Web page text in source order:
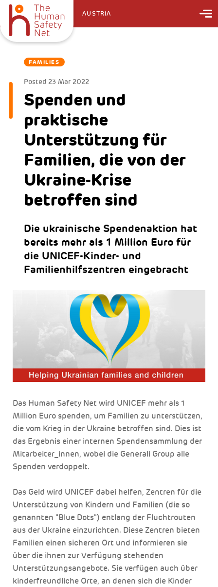
AUSTRIA
FAMILIES
Posted 23 Mar 2022
Spenden und
praktische
Unterstützung für
Familien, die von der
Ukraine-Krise
betroffen sind
Die ukrainische Spendenaktion hat
bereits mehr als 1 Million Euro für
die UNICEF-Kinder- und
Familienhilfszentren eingebracht
Das Human Safety Net wird UNICEF mehr als 1
Million Euro spenden, um Familien zu unterstützen,
die vom Krieg in der Ukraine betroffen sind. Dies ist
das Ergebnis einer internen Spendensammlung der
Mitarbeiter_innen, wobei die Generali Group alle
Spenden verdoppelt.
Das Geld wird UNICEF dabei helfen, Zentren für die
Unterstützung von Kindern und Familien (die so
genannten "Blue Dots") entlang der Fluchtrouten
aus der Ukraine einzurichten. Diese Zentren bieten
Familien einen sicheren Ort und informieren sie
über die ihnen zur Verfügung stehenden
Unterstützungsangebote. Sie verfügen auch über
kinderfreundliche Orte, an denen sich die Kinder